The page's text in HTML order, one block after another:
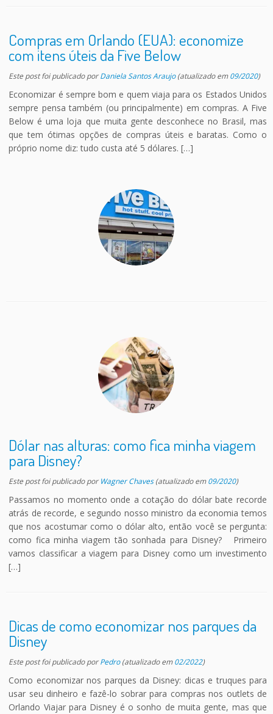
Compras em Orlando (EUA): economize
com itens úteis da Five Below
Este post foi publicadoporDaniela Santos Araujo(atualizado em09/2020)
Economizar é sempre bom e quem viaja para os Estados Unidos
sempre pensa também (ou principalmente) em compras. A Five
Below é uma loja que muita gente desconhece no Brasil, mas
que tem ótimas opções de compras úteis e baratas. Como o
próprio nome diz: tudo custa até 5 dólares. […]
Dólar nas alturas: como fica minha viagem
para Disney?
Este post foi publicadopor Wagner Chaves(atualizado em09/2020)
Passamos no momento onde a cotação do dólar bate recorde
atrás de recorde, e segundo nosso ministro da economia temos
que nos acostumar como o dólar alto, então você se pergunta:
como fica minha viagem tão sonhada para Disney? Primeiro
vamos classificar a viagem para Disney como um investimento
[…]
Dicas de como economizar nos parques da
Disney
Este post foi publicadoporPedro(atualizado em02/2022)
Como economizar nos parques da Disney: dicas e truques para
usar seu dinheiro e fazê-lo sobrar para compras nos outlets de
Orlando Viajar para Disney é o sonho de muita gente, mas que